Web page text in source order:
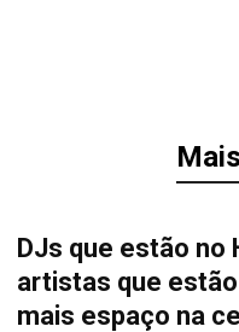
DJs que estão no
artistas que
mais espaço na